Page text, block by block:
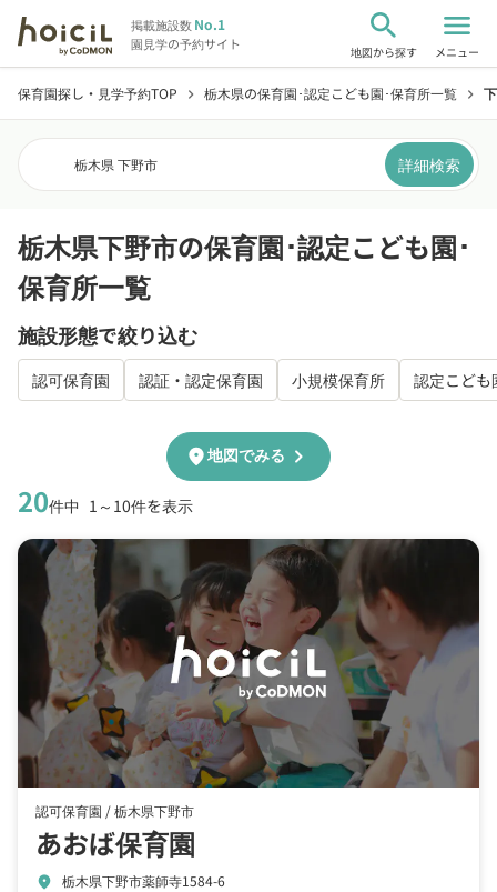
掲載施設数No.1
園見学の予約サイト
search
地図から探す
menu
メニュー
保育園探し・見学予約TOP chevron_right 栃木県の保育園･認定こども園･保育所一覧 chevron_right
栃木県 下野市 詳細検索
栃木県下野市の保育園･認定こども園･
保育所一覧
施設形態で絞り込む
認可保育園 認証・認定保育園 小規模保育所 認定こども
20件中 1～10件を表示
location_on地図でみる chevron_right
認可保育園 /栃木県下野市
あおば保育園
location_on 栃木県下野市薬師寺1584-6